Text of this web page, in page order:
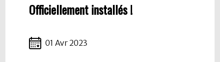
Officiellement installés !
01 Avr 2023